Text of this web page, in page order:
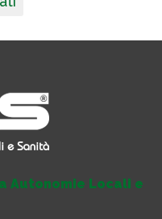
Autonomie Locali e